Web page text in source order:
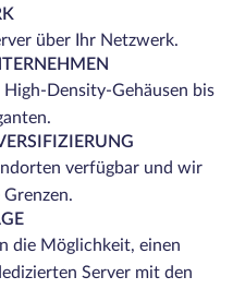
über Ihr Netzwerk.
Density-Gehäusen bis
verfügbar und wir
die Möglichkeit, einen
Server mit den